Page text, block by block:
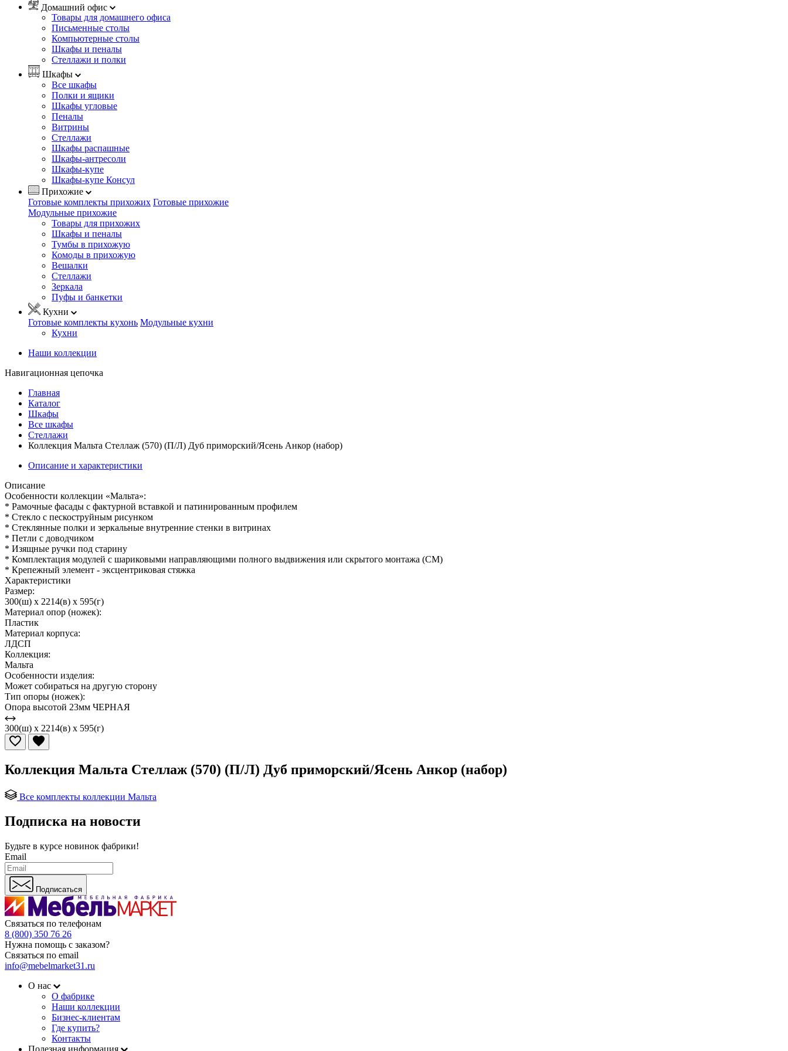
Домашний офис
Товары для домашнего офиса
Письменные столы
Компьютерные столы
Шкафы и пеналы
Стеллажи и полки
Шкафы
Все шкафы
Полки и ящики
Шкафы угловые
Пеналы
Витрины
Стеллажи
Шкафы распашные
Шкафы-антресоли
Шкафы-купе
Шкафы-купе Консул
Прихожие
Готовые комплекты прихожих Готовые прихожие
Модульные прихожие
Товары для прихожих
Шкафы и пеналы
Тумбы в прихожую
Комоды в прихожую
Вешалки
Стеллажи
Зеркала
Пуфы и банкетки
Кухни
Готовые комплекты кухонь Модульные кухни
Кухни
Наши коллекции
Навигационная цепочка
Главная
Каталог
Шкафы
Все шкафы
Стеллажи
Коллекция Мальта Стеллаж (570) (П/Л) Дуб приморский/Ясень Анкор (набор)
Описание и характеристики
Описание
Особенности коллекции «Мальта»:
* Рамочные фасады с фактурной вставкой и патинированным профилем
* Стекло с пескоструйным рисунком
* Стеклянные полки и зеркальные внутренние стенки в витринах
* Петли с доводчиком
* Изящные ручки под старину
* Комплектация модулей с шариковыми направляющими полного выдвижения или скрытого монтажа (СМ)
* Крепежный элемент - эксцентриковая стяжка
Характеристики
Размер:
300(ш) x 2214(в) x 595(г)
Материал опор (ножек):
Пластик
Материал корпуса:
ЛДСП
Коллекция:
Мальта
Особенности изделия:
Может собираться на другую сторону
Тип опоры (ножек):
Опора высотой 23мм ЧЕРНАЯ
300(ш) x 2214(в) x 595(г)
Коллекция Мальта Стеллаж (570) (П/Л) Дуб приморский/Ясень Анкор (набор)
Все комплекты коллекции Мальта
Подписка на новости
Будьте в курсе новинок фабрики!
Email
Подписаться
Связаться по телефонам
8 (800) 350 76 26
Нужна помощь с заказом?
Связаться по email
info@mebelmarket31.ru
О нас
О фабрике
Наши коллекции
Бизнес-клиентам
Где купить?
Контакты